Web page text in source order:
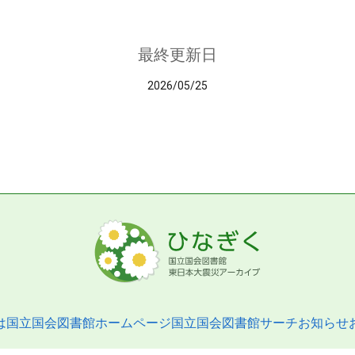
最終更新日
2026/05/25
国立国会図書館ホームページ国立国会図書館サーチお知らせ